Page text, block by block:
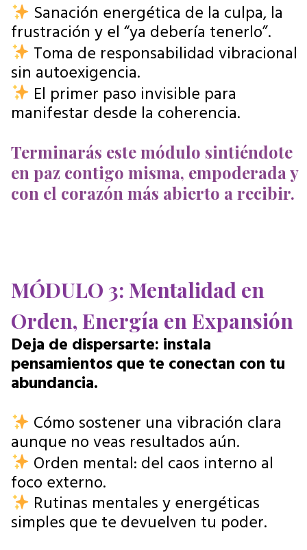
Sanación energética de la culpa, la
frustración y el “ya debería tenerlo”.
Toma de responsabilidad vibracional
sin autoexigencia.
El primer paso invisible para
manifestar desde la coherencia.
Terminarás este módulo sintiéndote
en paz contigo misma, empoderada y
con el corazón más abierto a recibir.
MÓDULO 3: Mentalidad en
Orden, Energía en Expansión
Deja de dispersarte: instala
pensamientos que te conectan con tu
abundancia.
Cómo sostener una vibración clara
aunque no veas resultados aún.
Orden mental: del caos interno al
foco externo.
Rutinas mentales y energéticas
simples que te devuelven tu poder.